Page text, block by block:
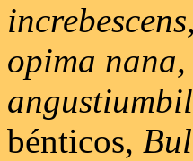
opima
bénticos,